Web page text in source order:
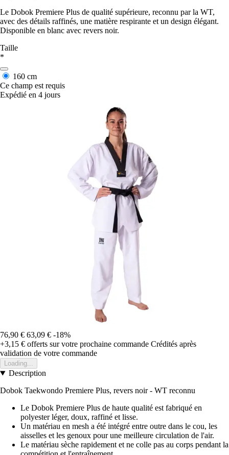
Le Dobok Premiere Plus de qualité supérieure, reconnu par la WT,
avec des détails raffinés, une matière respirante et un design élégant.
Disponible en blanc avec revers noir.
Taille
*
160 cm
Ce champ est requis
Expédié en 4 jours
76,90 € 63,09 € -18%
+3,15 € offerts sur votre prochaine commande Crédités après
validation de votre commande
Loading...
Description
Dobok Taekwondo Premiere Plus, revers noir - WT reconnu
Le Dobok Premiere Plus de haute qualité est fabriqué en
polyester léger, doux, raffiné et lisse.
Un matériau en mesh a été intégré entre outre dans le cou, les
aisselles et les genoux pour une meilleure circulation de l'air.
Le matériau sèche rapidement et ne colle pas au corps pendant la